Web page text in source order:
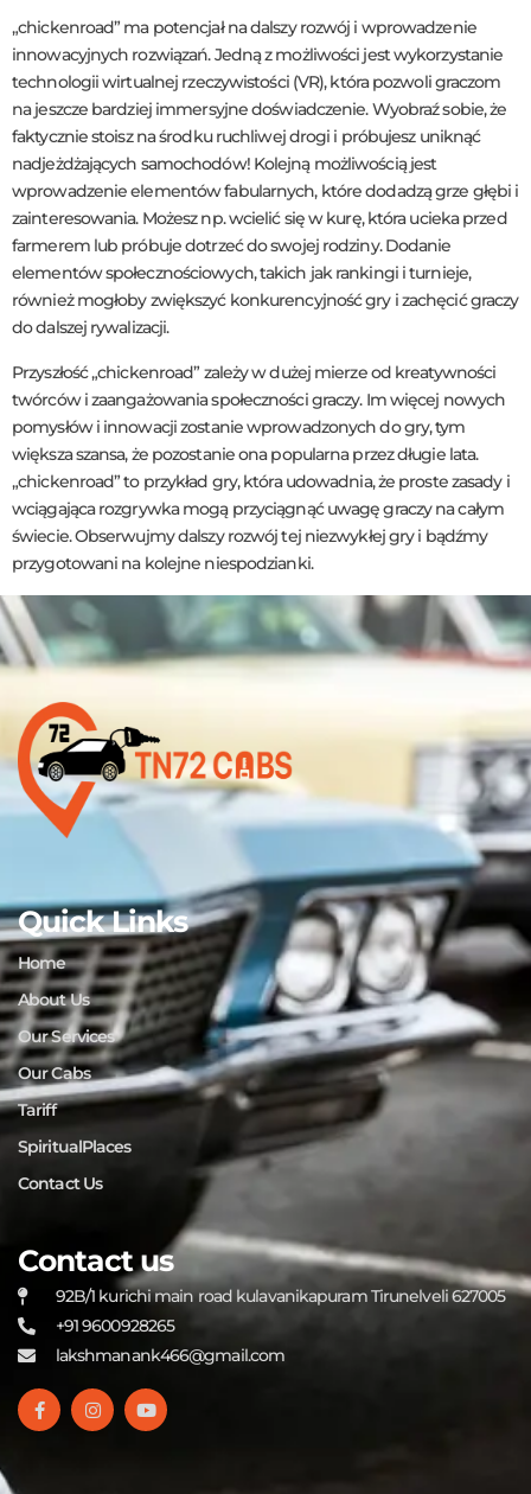
„chickenroad” ma potencjał na dalszy rozwój i wprowadzenie
innowacyjnych rozwiązań. Jedną z możliwości jest wykorzystanie
technologii wirtualnej rzeczywistości (VR), która pozwoli graczom
na jeszcze bardziej immersyjne doświadczenie. Wyobraź sobie, że
faktycznie stoisz na środku ruchliwej drogi i próbujesz uniknąć
nadjeżdżających samochodów! Kolejną możliwością jest
wprowadzenie elementów fabularnych, które dodadzą grze głębi i
zainteresowania. Możesz np. wcielić się w kurę, która ucieka przed
farmerem lub próbuje dotrzeć do swojej rodziny. Dodanie
elementów społecznościowych, takich jak rankingi i turnieje,
również mogłoby zwiększyć konkurencyjność gry i zachęcić graczy
do dalszej rywalizacji.
Przyszłość „chickenroad” zależy w dużej mierze od kreatywności
twórców i zaangażowania społeczności graczy. Im więcej nowych
pomysłów i innowacji zostanie wprowadzonych do gry, tym
większa szansa, że pozostanie ona popularna przez długie lata.
„chickenroad” to przykład gry, która udowadnia, że proste zasady i
wciągająca rozgrywka mogą przyciągnąć uwagę graczy na całym
świecie. Obserwujmy dalszy rozwój tej niezwykłej gry i bądźmy
przygotowani na kolejne niespodzianki.
Quick Links
Home
About Us
Our Services
Our Cabs
Tariff
SpiritualPlaces
Contact Us
Contact us
92B/1 kurichi main road kulavanikapuram Tirunelveli 627005
+91 9600928265
lakshmanank466@gmail.com